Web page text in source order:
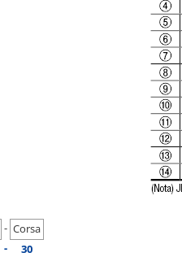
- Corsa
- 30